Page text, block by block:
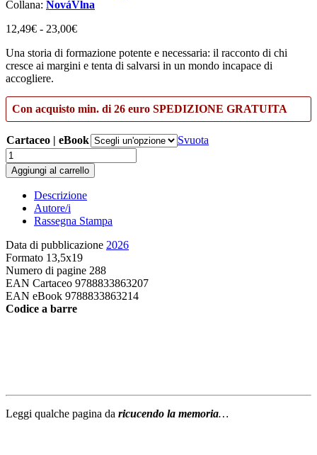
Collana: NováVlna
12,49€ - 23,00€Fascia
prezzo:
da
23,00€
Una storia di formazione potente e necessaria: il racconto di chi
cresce ai margini e tenta di salvarsi in un mondo incapace di
accogliere.
Con acquisto min. di 26 euro SPEDIZIONE GRATUITA
Cartaceo | eBook
Svuota
Ricucendo
la
memoria
quantità
Aggiungi al carrello
Descrizione
Autore/i
Rassegna Stampa
Data di pubblicazione 2026
Formato 13,5x19
Numero di pagine 288
EAN Cartaceo 9788833863207
EAN eBook 9788833863214
Codice a barre
Leggi qualche pagina da ricucendo la memoria…